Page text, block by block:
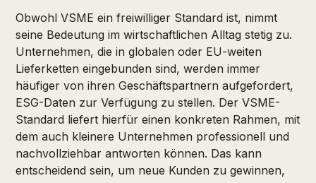
Obwohl VSME ein freiwilliger Standard ist, nimmt
seine Bedeutung im wirtschaftlichen Alltag stetig zu.
Unternehmen, die in globalen oder EU-weiten
Lieferketten eingebunden sind, werden immer
häufiger von ihren Geschäftspartnern aufgefordert,
ESG-Daten zur Verfügung zu stellen. Der VSME-
Standard liefert hierfür einen konkreten Rahmen, mit
dem auch kleinere Unternehmen professionell und
nachvollziehbar antworten können. Das kann
entscheidend sein, um neue Kunden zu gewinnen,